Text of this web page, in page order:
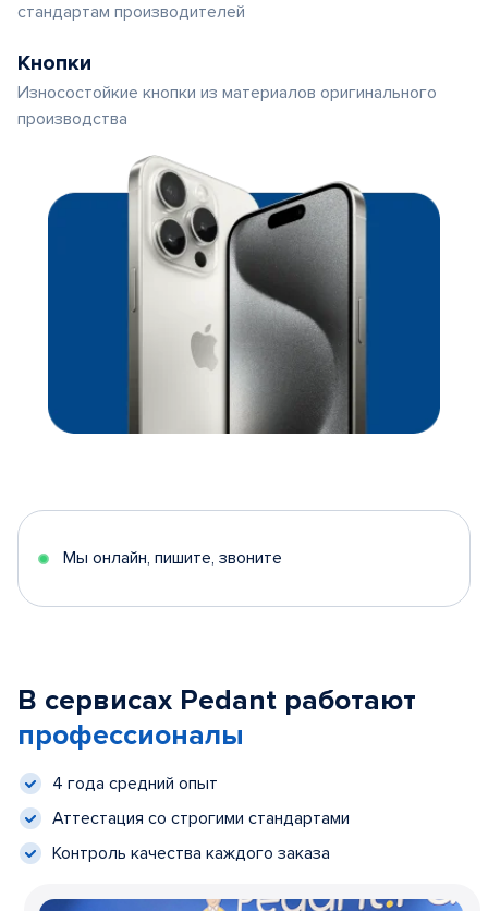
стандартам производителей
Кнопки
Износостойкие кнопки из материалов оригинального
производства
Мы онлайн, пишите, звоните
В сервисах Pedant работают
профессионалы
4 года средний опыт
Аттестация со строгими стандартами
Контроль качества каждого заказа